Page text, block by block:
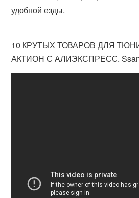
удобной езды.
10 КРУТЫХ ТОВАРОВ ДЛЯ
АКТИОН С АЛИЭКСПРЕСС.